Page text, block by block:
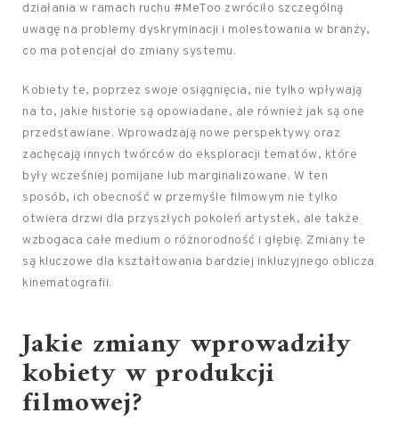
działania w ramach ruchu #MeToo zwróciło szczególną
uwagę na problemy dyskryminacji i molestowania w branży,
co ma potencjał do zmiany systemu.
Kobiety te, poprzez swoje osiągnięcia, nie tylko wpływają
na to, jakie historie są opowiadane, ale również jak są one
przedstawiane. Wprowadzają nowe perspektywy oraz
zachęcają innych twórców do eksploracji tematów, które
były wcześniej pomijane lub marginalizowane. W ten
sposób, ich obecność w przemyśle filmowym nie tylko
otwiera drzwi dla przyszłych pokoleń artystek, ale także
wzbogaca całe medium o różnorodność i głębię. Zmiany te
są kluczowe dla kształtowania bardziej inkluzyjnego oblicza
kinematografii.
Jakie zmiany wprowadziły
kobiety w produkcji
filmowej?